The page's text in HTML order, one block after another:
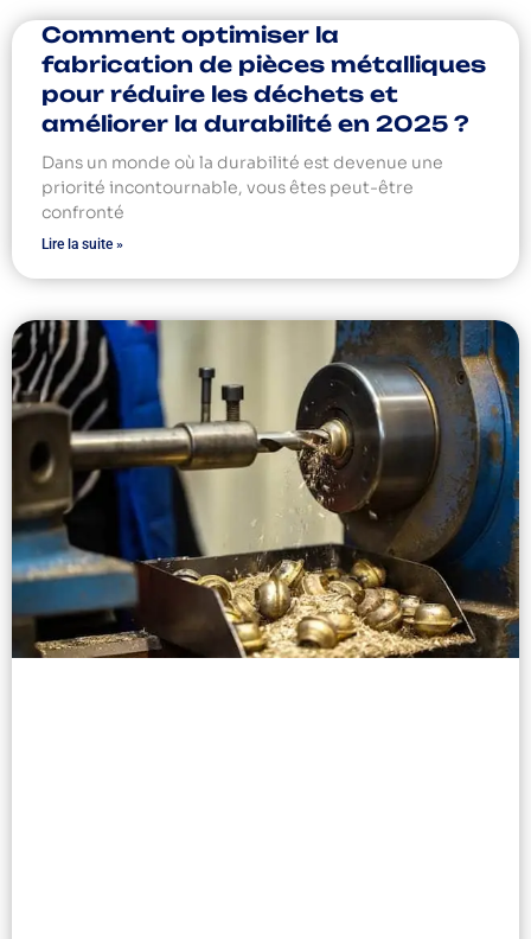
Comment optimiser la
fabrication de pièces métalliques
pour réduire les déchets et
améliorer la durabilité en 2025 ?
Dans un monde où la durabilité est devenue une
priorité incontournable, vous êtes peut-être
confronté
Lire la suite »